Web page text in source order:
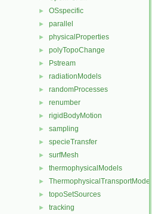
► OSspecific
► parallel
► physicalProperties
► polyTopoChange
► Pstream
► radiationModels
► randomProcesses
► renumber
► rigidBodyMotion
► sampling
► specieTransfer
► surfMesh
► thermophysicalModels
► ThermophysicalTransportModels
► topoSetSources
► tracking